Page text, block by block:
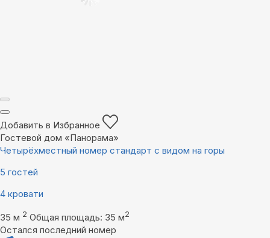
Добавить в Избранное
Гостевой дом «Панорама»
Четырёхместный номер стандарт с видом на горы
5 гостей
4 кровати
35 м 2 Общая площадь: 35 м2
Остался последний номер